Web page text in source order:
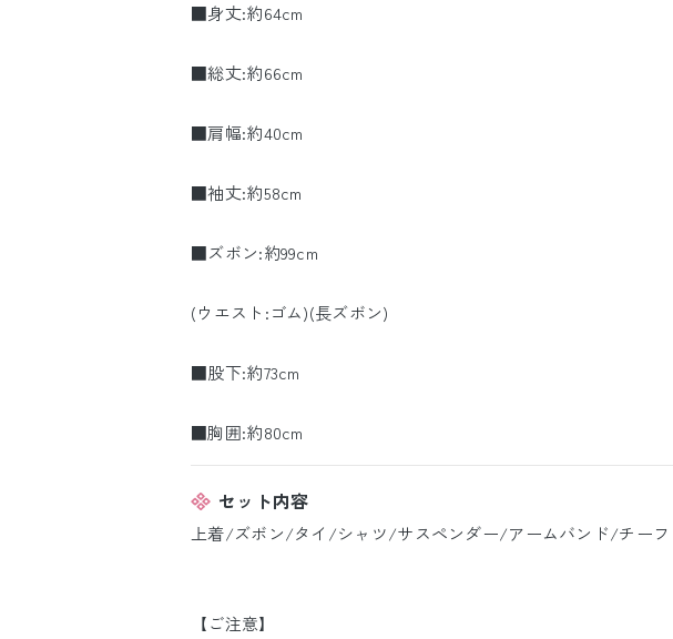
■身丈:約64cm
■総丈:約66cm
■肩幅:約40cm
■袖丈:約58cm
■ズボン:約99cm
(ウエスト:ゴム)(長ズボン)
■股下:約73cm
■胸囲:約80cm
セット内容
上着/ズボン/タイ/シャツ/サスペンダー/アームバンド/チーフ
【ご注意】